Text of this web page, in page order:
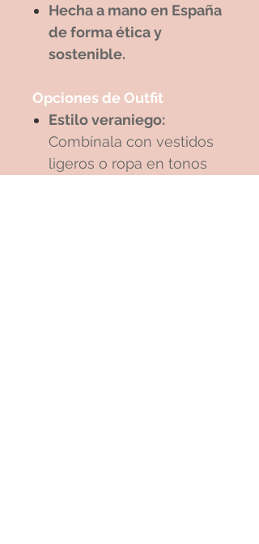
Hecha a mano en España
de forma ética y
sostenible.
Opciones de Outfit
Estilo veraniego:
Combínala con vestidos
ligeros o ropa en tonos